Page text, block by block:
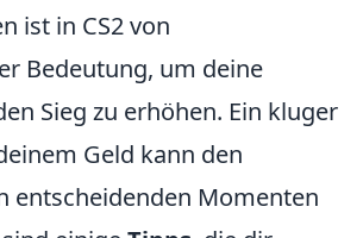
ist in CS2 von
Bedeutung, um deine
Sieg zu erhöhen. Ein kluger
Geld kann den
entscheidenden Momenten